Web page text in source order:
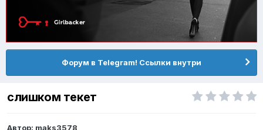
Форум в Telegram! Ссылки внутри
слишком текет
Автор: maks3578